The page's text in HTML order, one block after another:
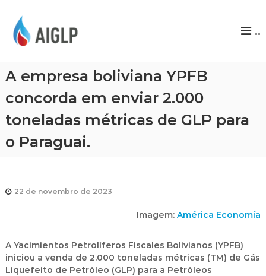
P
..
A empresa boliviana YPFB
concorda em enviar 2.000
toneladas métricas de GLP para
o Paraguai.
22 de novembro de 2023
Imagem:América Economía
A Yacimientos Petrolíferos Fiscales Bolivianos (YPFB)
iniciou a venda de 2.000 toneladas métricas (TM) de Gás
Liquefeito de Petróleo (GLP) para a Petróleos